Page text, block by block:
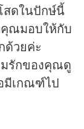
สดในปักษ์นี้
ณมอบให้กับ
ด้วยค่ะ
รักของคุณดู
มีเกณฑ์ไป